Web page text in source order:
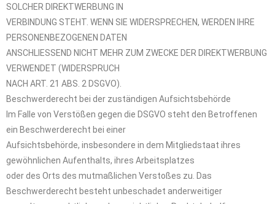
SOLCHER DIREKTWERBUNG IN
VERBINDUNG STEHT. WENN SIE WIDERSPRECHEN, WERDEN IHRE
PERSONENBEZOGENEN DATEN
ANSCHLIESSEND NICHT MEHR ZUM ZWECKE DER DIREKTWERBUNG
VERWENDET (WIDERSPRUCH
NACH ART. 21 ABS. 2 DSGVO).
Beschwerderecht bei der zuständigen Aufsichtsbehörde
Im Falle von Verstößen gegen die DSGVO steht den Betroffenen
ein Beschwerderecht bei einer
Aufsichtsbehörde, insbesondere in dem Mitgliedstaat ihres
gewöhnlichen Aufenthalts, ihres Arbeitsplatzes
oder des Orts des mutmaßlichen Verstoßes zu. Das
Beschwerderecht besteht unbeschadet anderweitiger